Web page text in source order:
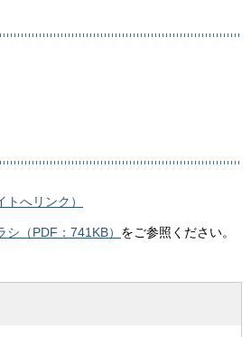
トへリンク）
シ（PDF：741KB） をご参照ください。